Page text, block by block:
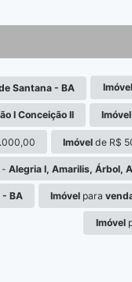
Santana - BA Imóvel
I Conceição II Imóvel
Imóvel de R$
- Alegria I, Amarilis, Árbol,
- BA Imóvel para
Imóvel